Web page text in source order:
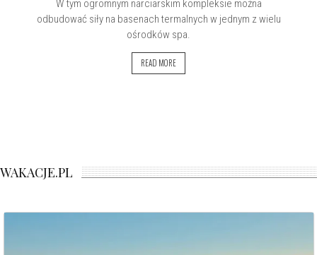
W tym ogromnym narciarskim kompleksie można
odbudować siły na basenach termalnych w jednym z wielu
ośrodków spa.
READ MORE
WAKACJE.PL